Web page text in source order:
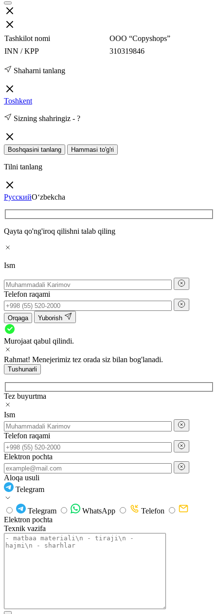
Tashkilot nomi
ООО “Copyshops”
INN / KPP
310319846
Shaharni tanlang
Toshkent
Sizning shahringiz - ?
Boshqasini tanlang Hammasi to'g'ri
Tilni tanlang
РусскийO‘zbekcha
Qayta qo'ng'iroq qilishni talab qiling
Ism
Telefon raqami
Orqaga Yuborish
Murojaat qabul qilindi.
Rahmat! Menejerimiz tez orada siz bilan bog'lanadi.
Tushunarli
Tez buyurtma
Ism
Telefon raqami
Elektron pochta
Aloqa usuli
Telegram
Telegram WhatsApp
Telefon
Elektron pochta
Texnik vazifa